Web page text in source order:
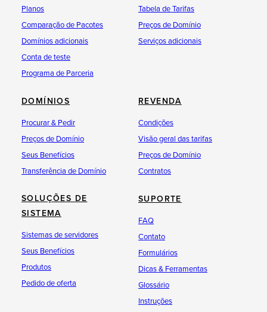
Planos
Comparação de Pacotes
Domínios adicionais
Conta de teste
Programa de Parceria
Tabela de Tarifas
Preços de Domínio
Serviços adicionais
DOMÍNIOS
Procurar & Pedir
Preços de Domínio
Seus Benefícios
Transferência de Domínio
REVENDA
Condições
Visão geral das tarifas
Preços de Domínio
Contratos
SOLUÇÕES DE
SISTEMA
Sistemas de servidores
Seus Benefícios
Produtos
Pedido de oferta
SUPORTE
FAQ
Contato
Formulários
Dicas & Ferramentas
Glossário
Instruções